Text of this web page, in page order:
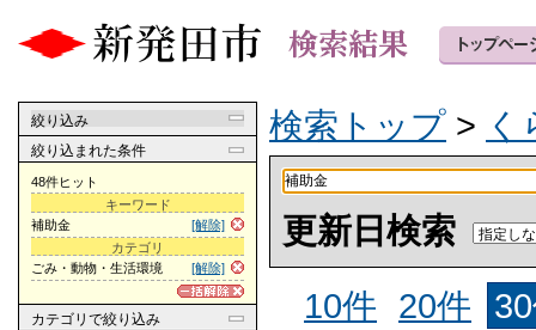
絞り込み
絞り込まれた条件
48件ヒット
キーワード
[解除]
補助金
カテゴリ
[解除]
ごみ・動物・生活環境
カテゴリ で絞り込み
検索トップ > く
更新日検索
10件
20件